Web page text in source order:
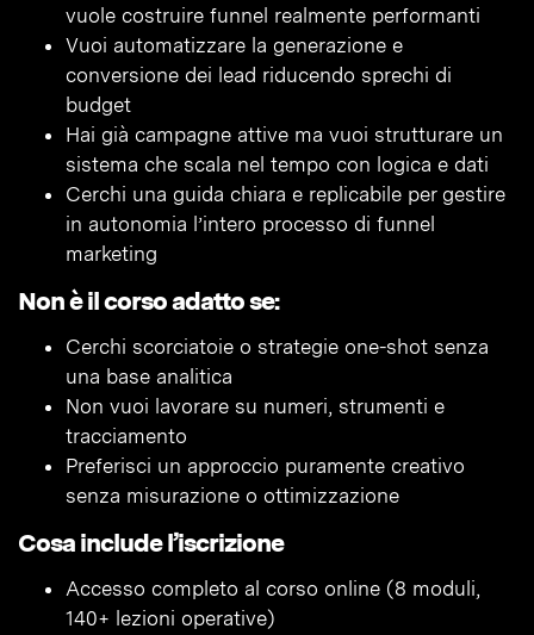
vuole costruire funnel realmente performanti
Vuoi automatizzare la generazione e
conversione dei lead riducendo sprechi di
budget
Hai già campagne attive ma vuoi strutturare un
sistema che scala nel tempo con logica e dati
Cerchi una guida chiara e replicabile per gestire
in autonomia l’intero processo di funnel
marketing
Non è il corso adatto se:
Cerchi scorciatoie o strategie one-shot senza
una base analitica
Non vuoi lavorare su numeri, strumenti e
tracciamento
Preferisci un approccio puramente creativo
senza misurazione o ottimizzazione
Cosa include l’iscrizione
Accesso completo al corso online (8 moduli,
140+ lezioni operative)